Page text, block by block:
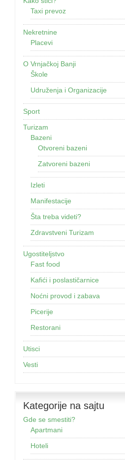
Taxi prevoz
Nekretnine
Placevi
O Vrnjačkoj Banji
Škole
Udruženja i Organizacije
Sport
Turizam
Bazeni
Otvoreni bazeni
Zatvoreni bazeni
Izleti
Manifestacije
Šta treba videti?
Zdravstveni Turizam
Ugostiteljstvo
Fast food
Kafići i poslastičarnice
Noćni provod i zabava
Picerije
Restorani
Utisci
Vesti
Kategorije na sajtu
Gde se smestiti?
Apartmani
Hoteli